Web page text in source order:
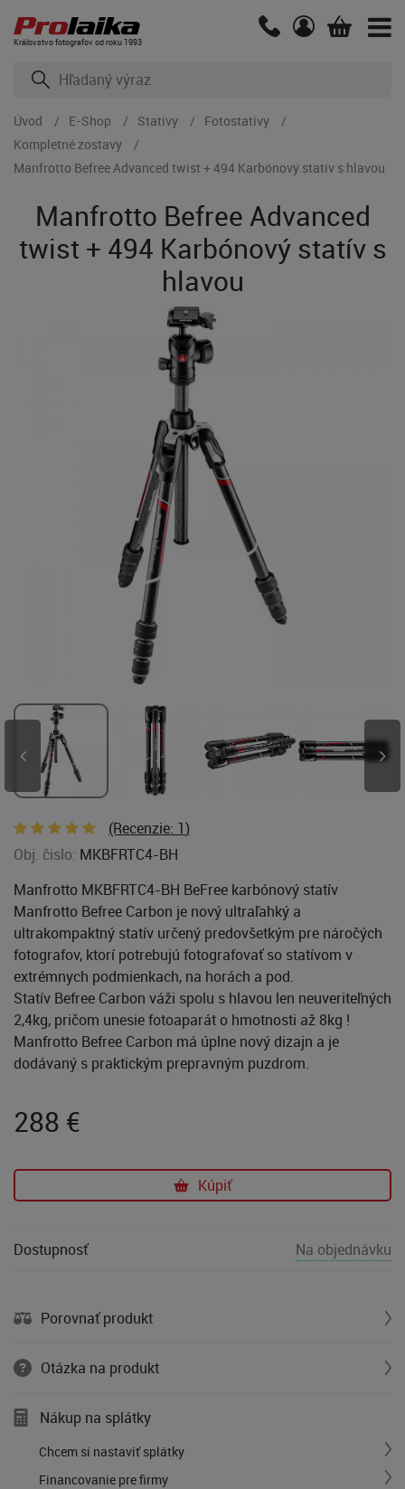
Kráľovstvo fotografov od roku 1993
Úvod E-Shop Statívy
Fotostatívy
Kompletné zostavy
Manfrotto Befree Advanced twist + 494 Karbónový statív s hlavou
Manfrotto Befree Advanced
twist + 494 Karbónový statív s
hlavou
(Recenzie: 1)
Obj. čislo: MKBFRTC4-BH
Manfrotto MKBFRTC4-BH BeFree karbónový statív
Manfrotto Befree Carbon je nový ultraľahký a
ultrakompaktný statív určený predovšetkým pre náročých
fotografov, ktorí potrebujú fotografovať so statívom v
extrémnych podmienkach, na horách a pod.
Statív Befree Carbon váži spolu s hlavou len neuveriteľných
2,4kg, pričom unesie fotoaparát o hmotnosti až 8kg !
Manfrotto Befree Carbon má úplne nový dizajn a je
dodávaný s praktickým prepravným puzdrom.
288 €
Kúpiť
Dostupnosť Na objednávku
Porovnať produkt
Otázka na produkt
Nákup na splátky
Chcem si nastaviť splátky
Financovanie pre firmy